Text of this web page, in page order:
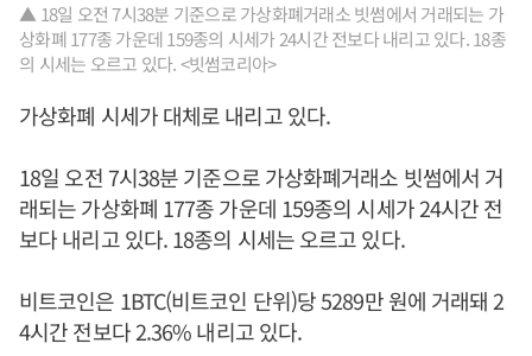
▲ 18일 오전 7시38분 기준으로 가상화폐거래소 빗썸에서 거래되는 가
상화폐 177종 가운데 159종의 시세가 24시간 전보다 내리고 있다. 18종
의 시세는 오르고 있다. <빗썸코리아>
가상화폐 시세가 대체로 내리고 있다.
18일 오전 7시38분 기준으로 가상화폐거래소 빗썸에서 거
래되는 가상화폐 177종 가운데 159종의 시세가 24시간 전
보다 내리고 있다. 18종의 시세는 오르고 있다.
비트코인은 1BTC(비트코인 단위)당 5289만 원에 거래돼 2
4시간 전보다 2.36% 내리고 있다.